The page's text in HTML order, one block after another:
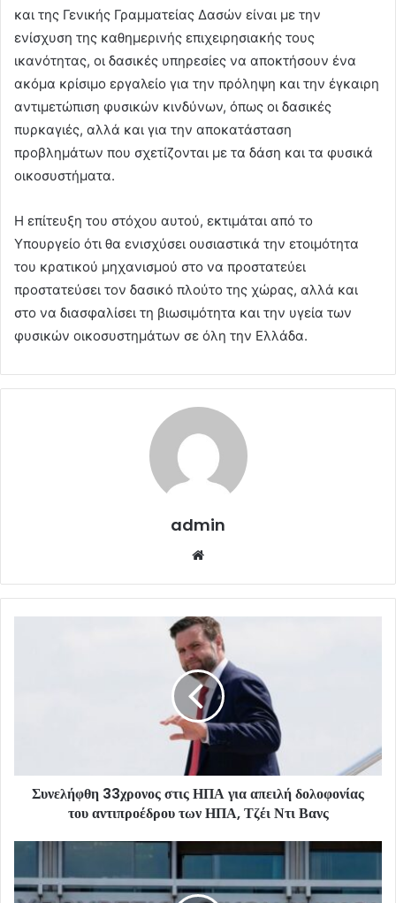
και της Γενικής Γραμματείας Δασών είναι με την
ενίσχυση της καθημερινής επιχειρησιακής τους
ικανότητας, οι δασικές υπηρεσίες να αποκτήσουν ένα
ακόμα κρίσιμο εργαλείο για την πρόληψη και την έγκαιρη
αντιμετώπιση φυσικών κινδύνων, όπως οι δασικές
πυρκαγιές, αλλά και για την αποκατάσταση
προβλημάτων που σχετίζονται με τα δάση και τα φυσικά
οικοσυστήματα.
Η επίτευξη του στόχου αυτού, εκτιμάται από το
Υπουργείο ότι θα ενισχύσει ουσιαστικά την ετοιμότητα
του κρατικού μηχανισμού στο να προστατεύει
προστατεύσει τον δασικό πλούτο της χώρας, αλλά και
στο να διασφαλίσει τη βιωσιμότητα και την υγεία των
φυσικών οικοσυστημάτων σε όλη την Ελλάδα.
admin
Συνελήφθη 33χρονος στις ΗΠΑ για απειλή δολοφονίας
του αντιπροέδρου των ΗΠΑ, Τζέι Ντι Βανς